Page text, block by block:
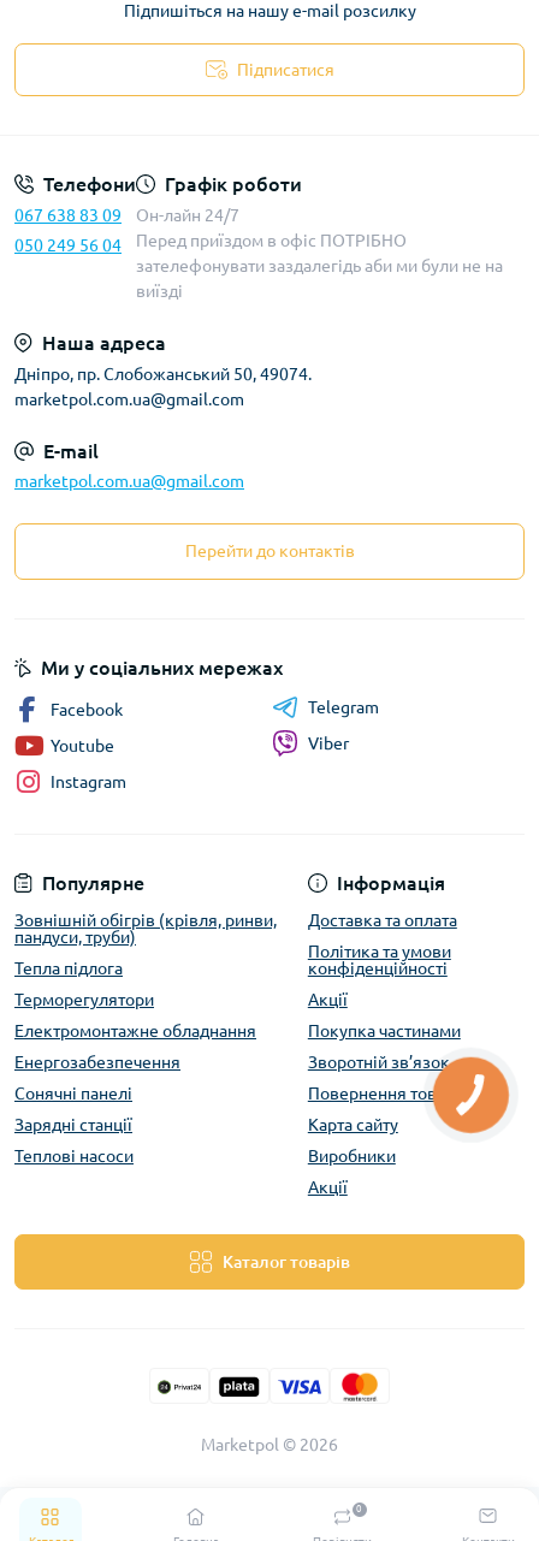
0
Підпишіться на нашу e-mail розсилку
Підписатися
Телефони
067 638 83 09
050 249 56 04
Графік роботи
Он-лайн 24/7
Перед приїздом в офіс ПОТРІБНО
зателефонувати заздалегідь аби ми були не на
виїзді
Наша адреса
Дніпро, пр. Слобожанський 50, 49074.
marketpol.com.ua@gmail.com
E-mail
marketpol.com.ua@gmail.com
Перейти до контактів
Популярне
Зовнішній обігрів (крівля, ринви,
пандуси, труби)
Тепла підлога
Терморегулятори
Електромонтажне обладнання
Енергозабезпечення
Сонячні панелі
Зарядні станції
Теплові насоси
Інформація
Доставка та оплата
Політика та умови
конфіденційності
Акції
Покупка частинами
Зворотній зв’язок
Повернення товару
Карта сайту
Виробники
Акції
Каталог товарів
Ми у соціальних мережах
Facebook
Youtube
Instagram
Telegram
Viber
Marketpol © 2026